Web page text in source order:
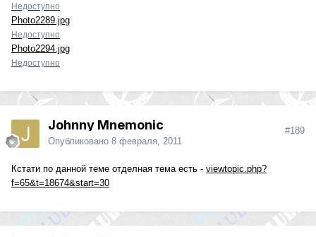
Недоступно
Photo2289.jpg
Недоступно
Photo2294.jpg
Недоступно
Johnny Mnemonic
Опубликовано 8 февраля, 2011
#189
Кстати по данной теме отделная тема есть - viewtopic.php?
f=65&t=18674&start=30